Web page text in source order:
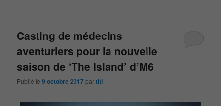
Casting de médecins
aventuriers pour la nouvelle
saison de ‘The Island’ d’M6
Publié le9 octobre 2017 partiti